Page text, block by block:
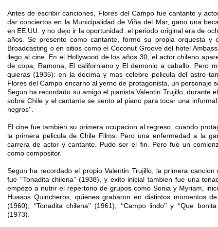
Antes de escribir canciones, Flores del Campo fue cantante y
dar conciertos en la Municipalidad de Viña del Mar, gano una
en EE.UU. y no dejo ir la oportunidad: el periodo original era de
años. Se presento como cantante, formo su propia orquesta y
Broadcasting o en sitios como el Coconut Groove del hotel
llego al cine. En el Hollywood de los años 30, el actor chileno
de copa, Ramona, El californiano y El demonio a caballo. Pero
quieras (1935): en la decima y mas celebre pelicula del astro
Flores del Campo encarno al yerno de protagonista, un personaje
Segun ha recordado su amigo el pianista Valentin Trujillo, durante
sobre Chile y el cantante se sento al piano para tocar una informal
negros’’.
El cine fue tambien su primera ocupacion al regreso, cuando
la primera pelicula de Chile Films. Pero una enfermedad a la
carrera de actor y cantante. Pudo ser el fin. Pero fue un
como compositor.
Segun ha recordado el propio Valentin Trujillo, la primera
fue ‘‘Tonadita chilena’’ (1938), y exito inicial tambien fue una
empezo a nutrir el repertorio de grupos como Sonia y Myriam,
Huasos Quincheros, quienes grabaron en distintos momentos de
(1960), ‘‘Tonadita chilena’’ (1961), ‘‘Campo lindo’’ y ‘‘Que
(1973).